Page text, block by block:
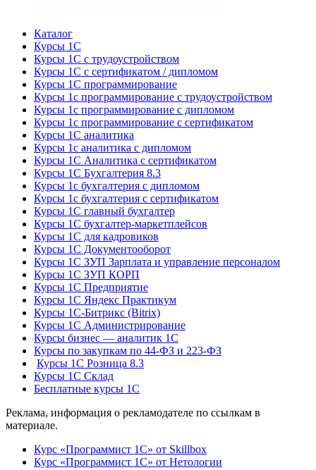
Каталог
Курсы 1С
Курсы 1С с трудоустройством
Курсы 1С с сертификатом / дипломом
Курсы 1С программирование
Курсы 1с программирование с трудоустройством
Курсы 1с программирование с дипломом
Курсы 1с программирование с сертификатом
Курсы 1С аналитика
Курсы 1с аналитика с дипломом
Курсы 1С Аналитика с сертификатом
Курсы 1С Бухгалтерия 8.3
Курсы 1с бухгалтерия с дипломом
Курсы 1с бухгалтерия с сертификатом
Курсы 1С главный бухгалтер
Курсы 1С бухгалтер-маркетплейсов
Курсы 1С для кадровиков
Курсы 1С Документооборот
Курсы 1С ЗУП Зарплата и управление персоналом
Курсы 1С ЗУП КОРП
Курсы 1С Предприятие
Курсы 1С Яндекс Практикум
Курсы 1С-Битрикс (Bitrix)
Курсы 1С Администрирование
Курсы бизнес — аналитик 1С
Курсы по закупкам по 44‑ФЗ и 223‑ФЗ
Курсы 1С Розница 8.3
Курсы 1С Склад
Бесплатные курсы 1С
Реклама, информация о рекламодателе по ссылкам в
материале.
Курс «Программист 1С» от Skillbox
Курс «Программист 1С» от Нетологии